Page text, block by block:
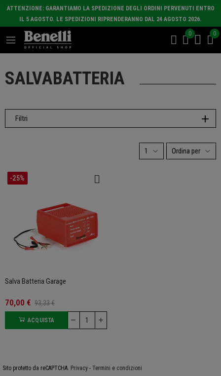
ATTENZIONE: GARANTIAMO LA SPEDIZIONE DEGLI ORDINI PERVENUTI ENTRO
IL 5 AGOSTO. LE SPEDIZIONI RIPRENDERANNO DAL 24 AGOSTO 2026.
0 0
SALVABATTERIA
Filtri
1 Ordina per
-25%
Salva Batteria Garage
70,00 € 93,33 €
ACQUISTA
Sito protetto da reCAPTCHA. Privacy - Termini e condizioni